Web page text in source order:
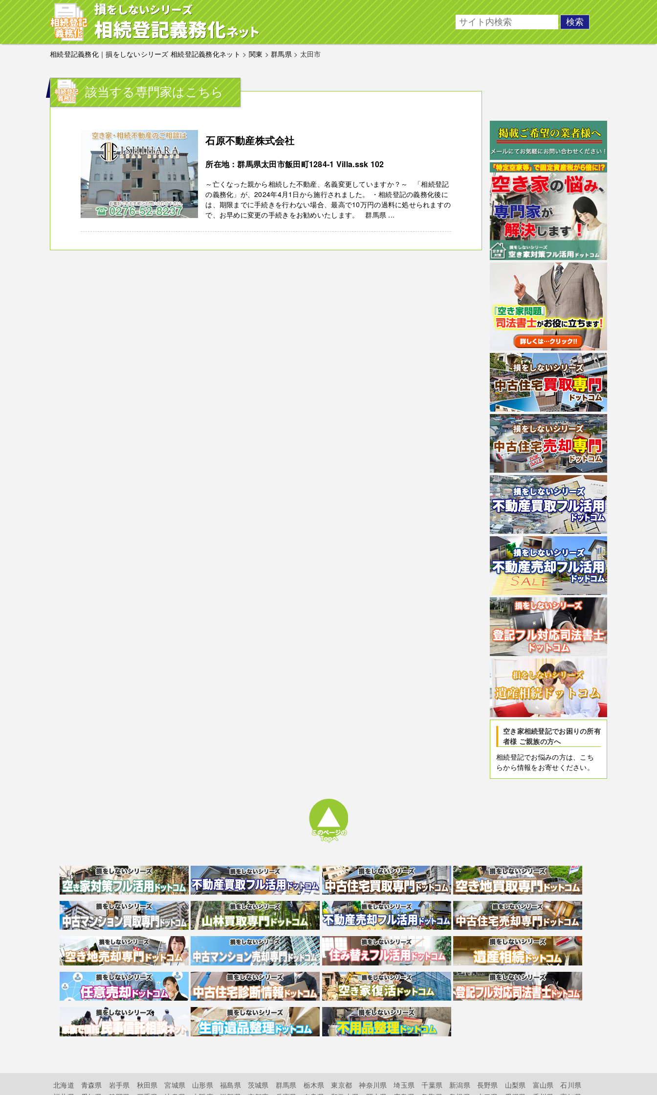
相続登記義務化｜損をしないシリーズ 相続登記義務化ネット > 関東 >群馬県> 太田市
該当する専門家はこちら
石原不動産株式会社
所在地：群馬県太田市飯田町1284-1 Villa.ssk 102
～亡くなった親から相続した不動産、名義変更していますか？～ 「相続登記
の義務化」が、2024年4月1日から施行されました。 ・相続登記の義務化後に
は、期限までに手続きを行わない場合、最高で10万円の過料に処せられますの
で、お早めに変更の手続きをお勧めいたします。 群馬県 ...
空き家相続登記でお困りの所有
者様 ご親族の方へ
相続登記でお悩みの方は、こち
らから情報をお寄せください。
北海道 青森県 岩手県 秋田県 宮城県 山形県 福島県 茨城県 群馬県 栃木県 東京都 神奈川県 埼玉県 千葉県 新潟県 長野県 山梨県 富山県
石川県